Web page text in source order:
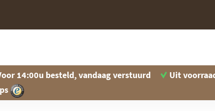
14:00u besteld, vandaag verstuurd
Uit